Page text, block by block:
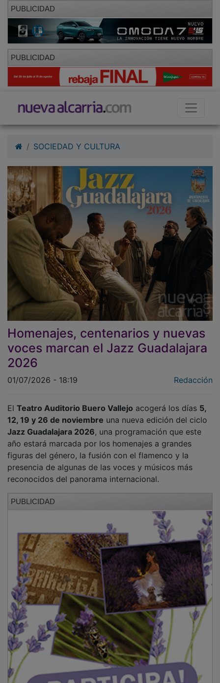
PUBLICIDAD
PUBLICIDAD
Homenajes, centenarios y nuevas
voces marcan el Jazz Guadalajara
2026
12, 19 y 26 de noviembreuna nueva edición del ciclo
Jazz Guadalajara 2026, una programación que este
año estará marcada por los homenajes a grandes
figuras del género, la fusión con el flamenco y la
presencia de algunas de las voces y músicos más
reconocidos del panorama internacional.